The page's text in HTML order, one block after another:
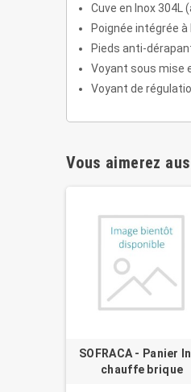
Cuve en Inox 304L
Poignée intégrée à
Pieds anti-
Voyant sous mise
Voyant de
Vous aimerez
SOFRACA - Panier
chauffe brique